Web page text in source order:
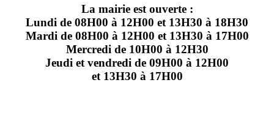
La mairie est ouverte :
Lundi de 08H00 à 12H00 et 13H30 à 18H30
Mardi de 08H00 à 12H00 et 13H30 à 17H00
Mercredi de 10H00 à 12H30
Jeudi et vendredi de 09H00 à 12H00
et 13H30 à 17H00